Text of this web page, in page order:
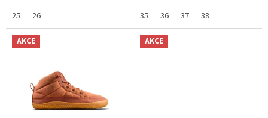
25
26
35
36 37 38
AKCE AKCE